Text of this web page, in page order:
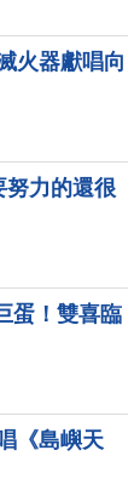
火器獻唱向
努力的還很
蛋！雙喜臨
《島嶼天